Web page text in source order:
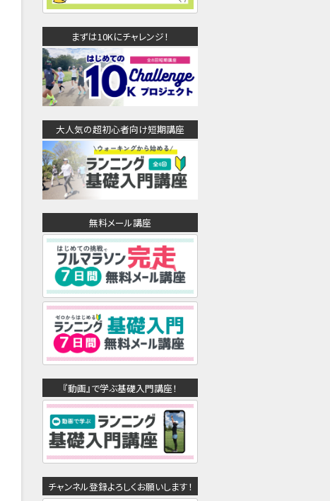
まずは10Kにチャレンジ！
大人気の超初心者向け短期講座
無料メール講座
『動画』で学ぶ基礎入門講座！
チャンネル登録よろしくお願いします！